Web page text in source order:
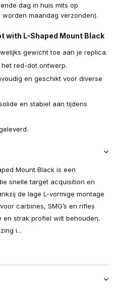
dag in huis mits op
maandag verzonden).
with L-Shaped Mount Black
gewicht toe aan je replica.
red-dot ontwerp.
en geschikt voor diverse
en stabiel aan tijdens
Mount Black is een
snelle target acquisition en
de lage L-vormige montage
carbines, SMG’s en rifles
strak profiel wilt behouden.
i...